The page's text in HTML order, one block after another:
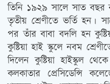
তিনি ১৯২৯ সালে সাত বছর
তৃতীয় শ্রেণীতে ভর্তি হন।
পর তাঁর বাবা বদলি হন
কুষ্টিয়া হাই স্কুলে নবম
দিলেন কুষ্টিয়া হাইস্কুল
কলকাতার প্রেসিডেন্সি